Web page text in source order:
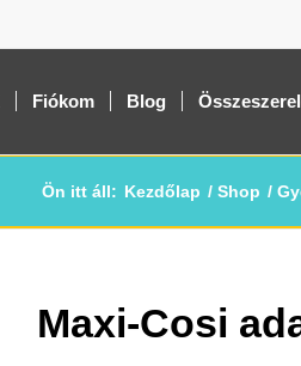
Fiókom Blog
Ön itt áll: Kezdőlap / Shop /
Maxi-Cosi